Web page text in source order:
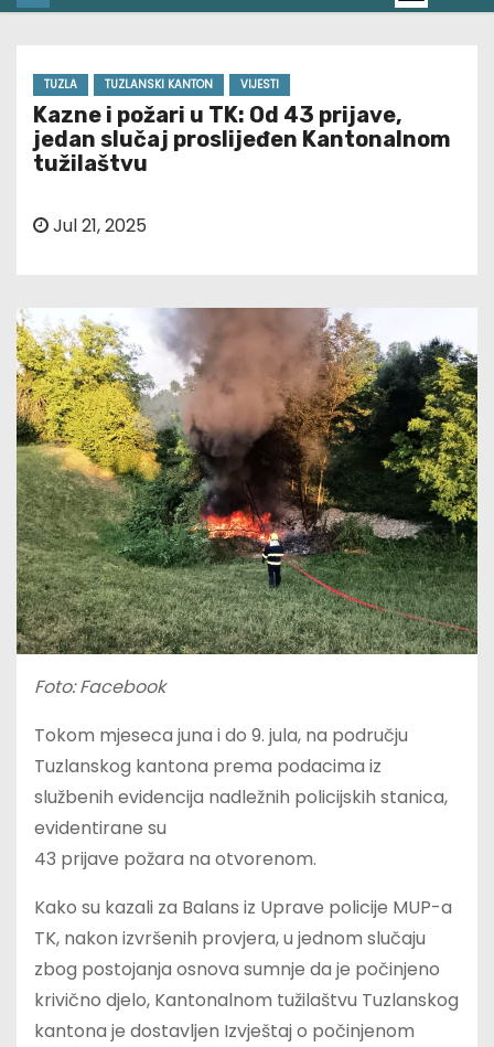
TUZLA TUZLANSKI KANTON VIJESTI
Kazne i požari u TK: Od 43 prijave,
jedan slučaj proslijeđen Kantonalnom
tužilaštvu
Jul 21, 2025
Foto: Facebook
Tokom mjeseca juna i do 9. jula, na području
Tuzlanskog kantona prema podacima iz
službenih evidencija nadležnih policijskih stanica,
evidentirane su
43 prijave požara na otvorenom.
Kako su kazali za Balans iz Uprave policije MUP-a
TK, nakon izvršenih provjera, u jednom slučaju
zbog postojanja osnova sumnje da je počinjeno
krivično djelo, Kantonalnom tužilaštvu Tuzlanskog
kantona je dostavljen Izvještaj o počinjenom